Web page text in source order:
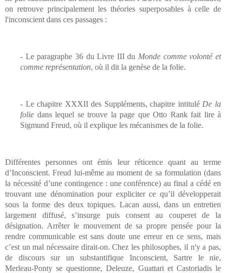
on retrouve principalement les théories superposables à celle de
l'inconscient dans ces passages :
- Le paragraphe 36 du Livre III du Monde comme volonté et
comme représentation, où il dit la genèse de la folie.
- Le chapitre XXXII des Suppléments, chapitre intitulé De la
folie dans lequel se trouve la page que Otto Rank fait lire à
Sigmund Freud, où il explique les mécanismes de la folie.
Différentes personnes ont émis leur réticence quant au terme
d’Inconscient. Freud lui-même au moment de sa formulation (dans
la nécessité d’une contingence : une conférence) au final a cédé en
trouvant une dénomination pour expliciter ce qu’il développerait
sous la forme des deux topiques. Lacan aussi, dans un entretien
largement diffusé, s’insurge puis consent au couperet de la
désignation. Arrêter le mouvement de sa propre pensée pour la
rendre communicable est sans doute une erreur en ce sens, mais
c’est un mal nécessaire dirait-on. Chez les philosophes, il n'y a pas,
de discours sur un substantifique Inconscient, Sartre le nie,
Merleau-Ponty se questionne, Deleuze, Guattari et Castoriadis le